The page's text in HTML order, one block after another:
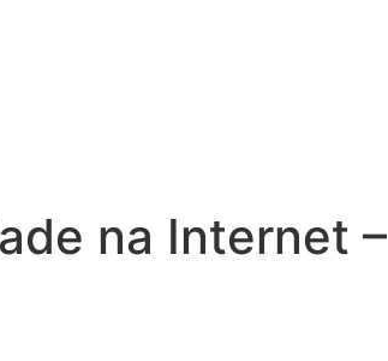
na Internet –